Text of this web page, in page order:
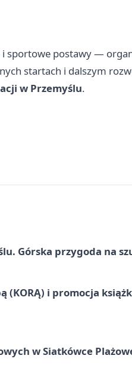
i sportowe postawy —
startach i dalszym
w Przemyślu.
Górska przygoda na
i promocja
w Siatkówce